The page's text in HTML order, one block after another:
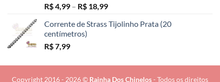
Avaliação
5.00
de 5
R$4,99 – R$ 18,99Faixa
preço:
Corrente de Strass Tijolinho Prata (20
centímetros)
R$7,99
Copyright 2016 - 2026 © Rainha Dos Chinelos- Todos os direitos